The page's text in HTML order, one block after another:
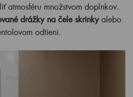
atmosféru množstvom doplnkov.
drážky na čele skrinkyalebo
odtieni.